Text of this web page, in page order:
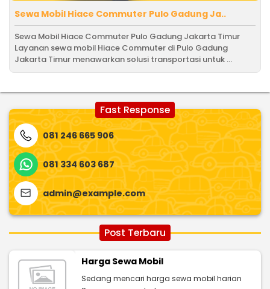
Sewa Mobil Hiace Commuter Pulo Gadung Ja..
Sewa Mobil Hiace Commuter Pulo Gadung Jakarta Timur
Layanan sewa mobil Hiace Commuter di Pulo Gadung
Jakarta Timur menawarkan solusi transportasi untuk ...
Fast Response
081 246 665 906
081 334 603 687
admin@example.com
Post Terbaru
Harga Sewa Mobil
Sedang mencari harga sewa mobil harian